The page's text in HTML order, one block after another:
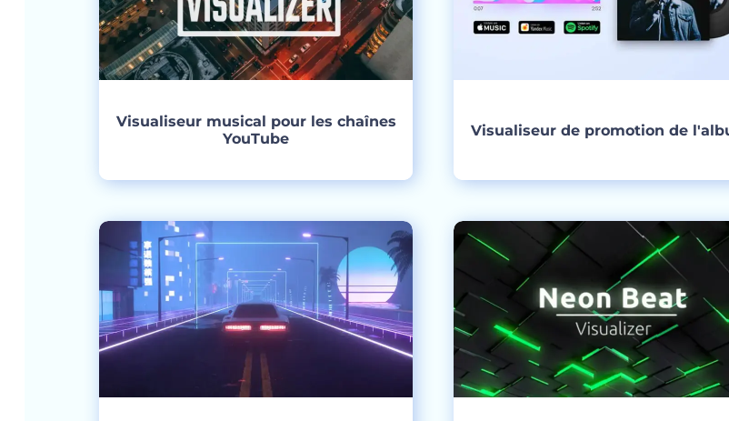
Visualiseur musical pour les chaînes
YouTube
Visualiseur de promotion de